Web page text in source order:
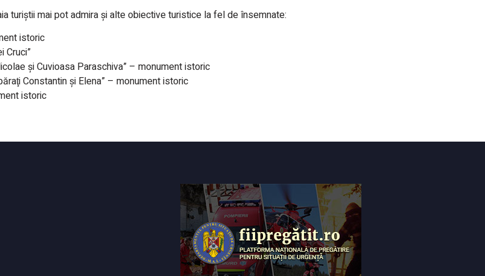
turiștii mai pot admira și alte obiective turistice la fel de însemnate:
istoric
Cruci”
şi Cuvioasa Paraschiva” – monument istoric
Constantin şi Elena” – monument istoric
istoric